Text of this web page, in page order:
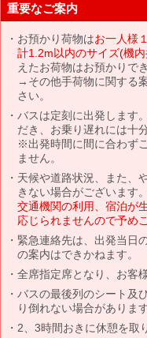
重要なご案内
お預かり荷物はお一人様
計1.2m以内のサイズ(機
えたお荷物はお預かりで
→その他手荷物に関する
さい。
バスは定刻に出発します
だき、お乗り遅れには十
※出発時間に間に合わず
ません。
天候や道路状況、また、
きない場合がございます。
交通機関の利用、宿泊が
応じられませんので予め
緊急連絡先は、出発当日
の案内はできかねます。
全席指定席となり、お客
バスの最後列のシート及
り倒れない場合があります
2、3時間おきに休憩を取